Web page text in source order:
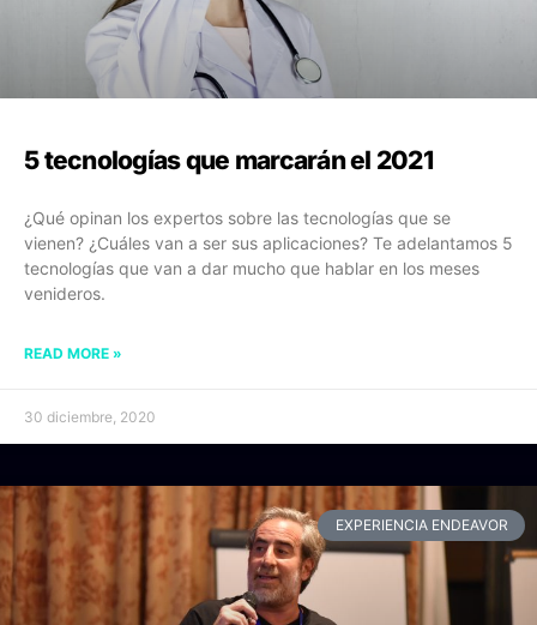
5 tecnologías que marcarán el 2021
¿Qué opinan los expertos sobre las tecnologías que se
vienen? ¿Cuáles van a ser sus aplicaciones? Te adelantamos 5
tecnologías que van a dar mucho que hablar en los meses
venideros.
READ MORE »
30 diciembre, 2020
EXPERIENCIA ENDEAVOR